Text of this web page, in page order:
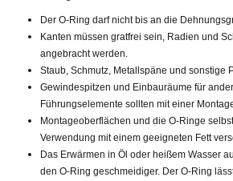
Der O-Ring darf nicht bis an die
Kanten müssen gratfrei sein, Radien und
angebracht werden.
Staub, Schmutz, Metallspäne und sonstige
Gewindespitzen und Einbauräume für
Führungselemente sollten mit einer
Montageoberflächen und die O-Ringe
Verwendung mit einem geeigneten Fett
Das Erwärmen in Öl oder heißem Wasser
den O-Ring geschmeidiger. Der O-Ring